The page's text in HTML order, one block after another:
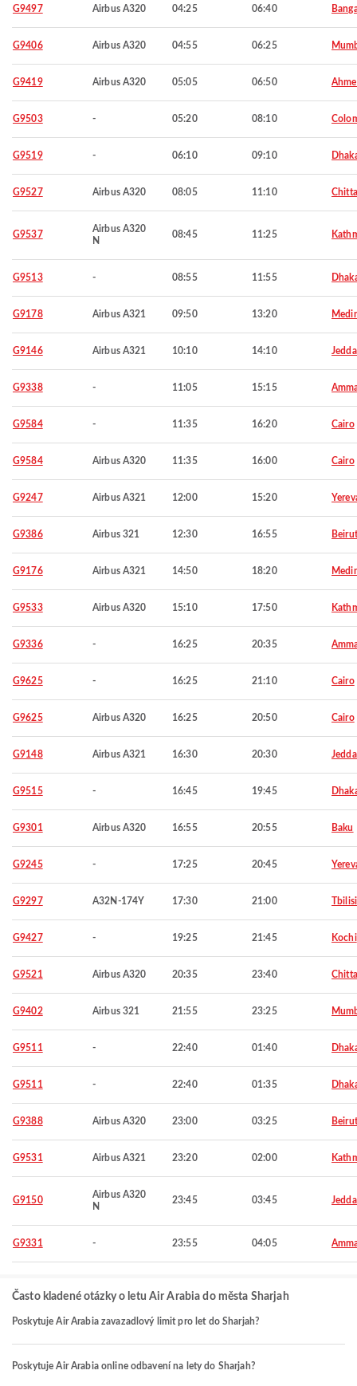
G9497 Airbus A320 04:25 06:40
G9406 Airbus A320 04:55 06:25
G9419 Airbus A320 05:05 06:50
G9503 - 05:20 08:10
G9519 - 06:10 09:10
G9527 Airbus A320 08:05 11:10
G9537
Airbus A320
N
08:45 11:25
G9513 - 08:55 11:55
G9178 Airbus A321 09:50 13:20
G9146 Airbus A321 10:10 14:10
G9338 - 11:05 15:15
G9584 - 11:35 16:20 Cairo
G9584 Airbus A320 11:35 16:00 Cairo
G9247 Airbus A321 12:00 15:20
G9386 Airbus 321 12:30 16:55 Beirut
G9176 Airbus A321 14:50 18:20
G9533 Airbus A320 15:10 17:50
G9336 - 16:25 20:35
G9625 - 16:25 21:10 Cairo
G9625 Airbus A320 16:25 20:50 Cairo
G9148 Airbus A321 16:30 20:30
G9515 - 16:45 19:45
G9301 Airbus A320 16:55 20:55 Baku
G9245 - 17:25 20:45
G9297 A32N-174Y 17:30 21:00 Tbilisi
G9427 - 19:25 21:45 Kochi
G9521 Airbus A320 20:35 23:40
G9402 Airbus 321 21:55 23:25
G9511 - 22:40 01:40
G9511 - 22:40 01:35
G9388 Airbus A320 23:00 03:25 Beirut
G9531 Airbus A321 23:20 02:00
G9150
Airbus A320
N
23:45 03:45
G9331 - 23:55 04:05
Často kladené otázky o letu Air Arabia do města Sharjah
Poskytuje Air Arabia zavazadlový limit pro let do Sharjah?
Poskytuje Air Arabia online odbavení na lety do Sharjah?